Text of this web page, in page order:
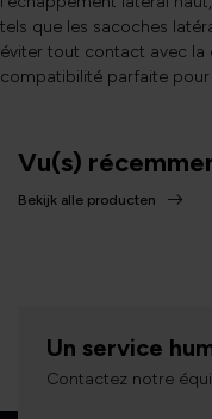
tels que les sacoches
éviter tout contact avec la
compatibilité parfaite
Vu(s)
Bekijk alle producten
Un service
Contactez notre